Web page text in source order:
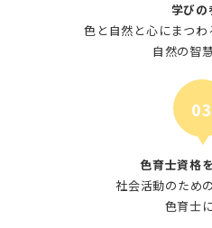
学びの
色と自然と心にまつわ
自然の智
03
色育士資格
社会活動のため
色育士